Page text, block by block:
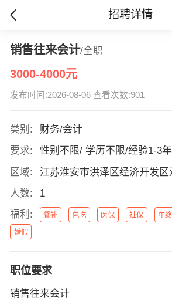
招聘详情
销售往来会计/全职
3000-4000元
发布时间:2026-08-06 查看次数:901
类别:
财务/会计
要求:
性别不限/ 学历不限/经验1-3
区域:
江苏淮安市洪泽区经济开发区
人数:
1
福利:
餐补 包吃 医保 社保 年
婚假
职位要求
销售往来会计